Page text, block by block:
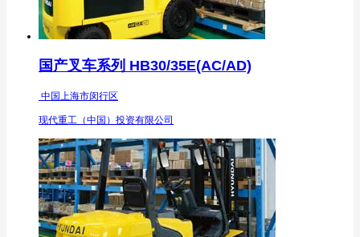
国产叉车系列 HB30/35E(AC/AD)
中国上海市闵行区
现代重工（中国）投资有限公司